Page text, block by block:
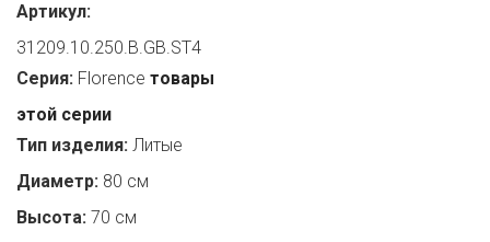
Артикул:
31209.10.250.B.GB.ST4
Серия: Florence товары
этой серии
Тип изделия: Литые
Диаметр: 80 см
Высота: 70 см